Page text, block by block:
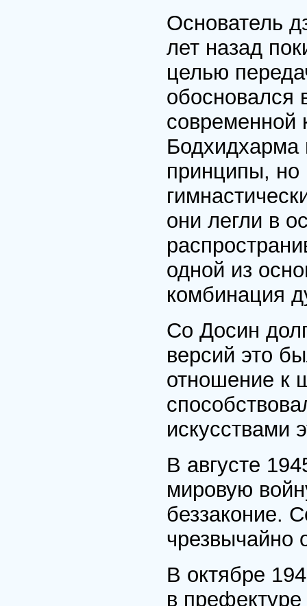
Основатель
лет назад
целью
современной
Бодхидхарма
принципы,
они легли в
одной из
комбинация
Со Досин
версий это
отношение к
искусствами
В августе
мировую
беззаконие.
чрезвычайно
В октябре
в